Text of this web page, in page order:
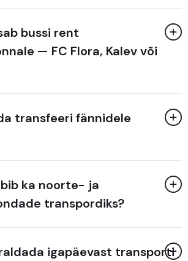
bussi rent
— FC Flora, Kalev või
transfeeri fännidele
ka noorte- ja
transpordiks?
igapäevast transporti